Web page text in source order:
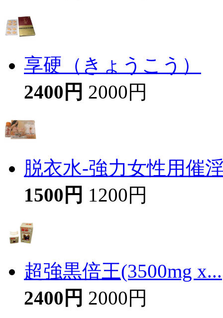
享硬（きょうこう）
2400円 2000円
脱衣水-強力女性用催
1500円 1200円
超強黒倍王(3500mg x...
2400円 2000円